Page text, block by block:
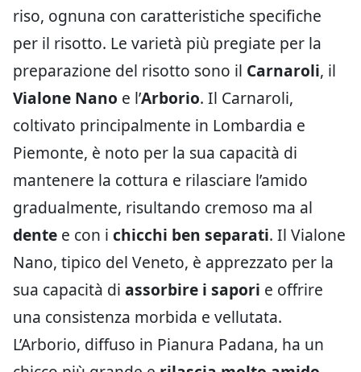
riso, ognuna con caratteristiche specifiche
per il risotto. Le varietà più pregiate per la
preparazione del risotto sono il Carnaroli, il
Vialone Nano e l’Arborio. Il Carnaroli,
coltivato principalmente in Lombardia e
Piemonte, è noto per la sua capacità di
mantenere la cottura e rilasciare l’amido
gradualmente, risultando cremoso ma al
dente e con i chicchi ben separati. Il Vialone
Nano, tipico del Veneto, è apprezzato per la
sua capacità di assorbire i sapori e offrire
una consistenza morbida e vellutata.
L’Arborio, diffuso in Pianura Padana, ha un